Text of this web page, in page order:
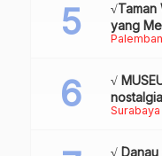
√Taman
yang
Surabaya
√
tengah
√ Danau